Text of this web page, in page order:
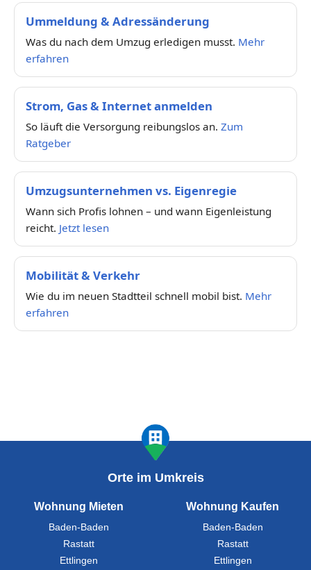
Ummeldung & Adressänderung
Was du nach dem Umzug erledigen musst. Mehr
erfahren
Strom, Gas & Internet anmelden
So läuft die Versorgung reibungslos an. Zum
Ratgeber
Umzugsunternehmen vs. Eigenregie
Wann sich Profis lohnen – und wann Eigenleistung
reicht. Jetzt lesen
Mobilität & Verkehr
Wie du im neuen Stadtteil schnell mobil bist. Mehr
erfahren
Orte im Umkreis
Wohnung Mieten
Baden-Baden
Rastatt
Ettlingen
Wohnung Kaufen
Baden-Baden
Rastatt
Ettlingen